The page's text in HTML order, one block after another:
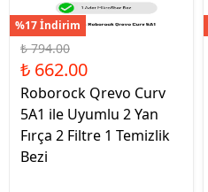
%17 İndirim
₺ 794.00
₺ 662.00
Roborock Qrevo Curv
5A1 ile Uyumlu 2 Yan
Fırça 2 Filtre 1 Temizlik
Bezi